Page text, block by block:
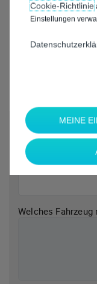
Welche Marke
Welches Fahrzeug
Cookie‑Richtlinie
Einstellungen
MEINE